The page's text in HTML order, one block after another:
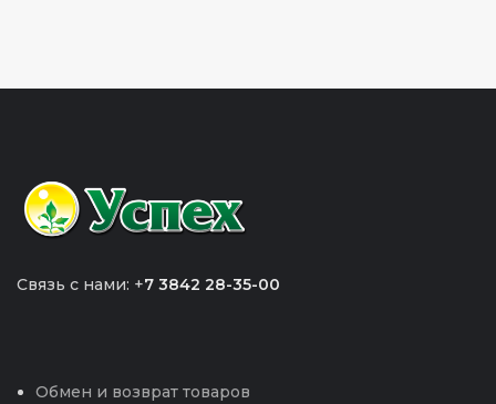
Связь с нами: +7 3842 28-35-00
Обмен и возврат товаров